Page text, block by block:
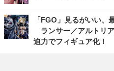
「FGO」見るがいい
ランサー／アルトリ
迫力でフィギュア化！